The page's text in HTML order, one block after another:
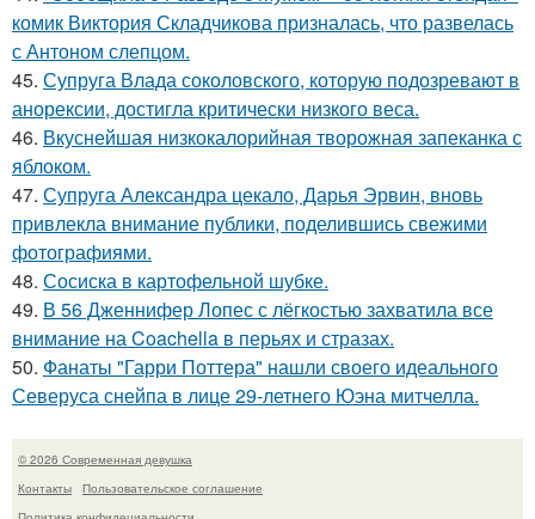
комик Виктория Складчикова призналась, что развелась
с Антоном слепцом.
45. Супруга Влада соколовского, которую подозревают в
анорексии, достигла критически низкого веса.
46. Вкуснейшая низкокалорийная творожная запеканка с
яблоком.
47. Супруга Александра цекало, Дарья Эрвин, вновь
привлекла внимание публики, поделившись свежими
фотографиями.
48. Сосиска в картофельной шубке.
49. В 56 Дженнифер Лопес с лёгкостью захватила все
внимание на Coachella в перьях и стразах.
50. Фанаты "Гарри Поттера" нашли своего идеального
Северуса снейпа в лице 29-летнего Юэна митчелла.
© 2026 Современная девушка
Контакты
Пользовательское соглашение